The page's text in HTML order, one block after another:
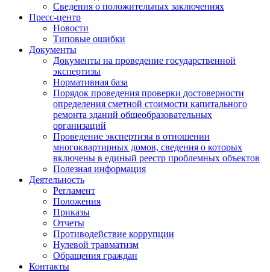
Сведения о положительных заключениях
Пресс-центр
Новости
Типовые ошибки
Документы
Документы на проведение государственной
экспертизы
Нормативная база
Порядок проведения проверки достоверности
определения сметной стоимости капитального
ремонта зданий общеобразовательных
организаций
Проведение экспертизы в отношении
многоквартирных домов, сведения о которых
включены в единый реестр проблемных объектов
Полезная информация
Деятельность
Регламент
Положения
Приказы
Отчеты
Противодействие коррупции
Нулевой травматизм
Обращения граждан
Контакты